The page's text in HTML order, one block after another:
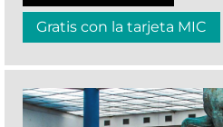
Gratis con la tarjeta MIC